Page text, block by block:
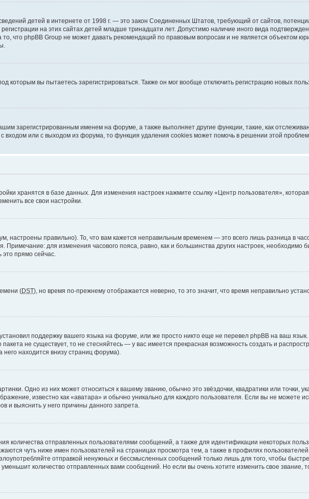
детей в интернете от 1998 г. — это закон Соединенных Штатов, требующий от сайтов,
на этих сайтах детей младше тринадцати лет. Допустимо наличие иного вида
что phpBB Group не может давать рекомендаций по правовым вопросам и не является объектом
которым вы пытаетесь зарегистрироваться. Также он мог вообще отключить регистрацию новых
зарегистрированным именем на форуме, а также выполняет другие функции, такие, как
или с выходом из форума, то функция удаления cookies может помочь в решении этой
хранятся в базе данных. Для изменения настроек нажмите ссылку «Центр пользователя»,
все свои настройки.
настроены правильно). То, что вам кажется неправильным временем — это всего лишь разница в
Примечание: для изменения часового пояса, равно, как и большинства других настроек, необходимо
прямо сейчас.
(DST), но время по-прежнему отображается неверно, то это значит, что время неправильно
поддержку вашего языка на форуме, или же просто никто еще не перевел phpBB на ваш
не существует, то не стесняйтесь — у вас имеется прекрасная возможность создать и
находится внизу страниц форума).
Одно из них может относиться к вашему званию, обычно это звёздочки, квадратики или точки,
известно как «аватара» и обычно уникально для каждого пользователя. Если вы не можете
и выяснить у него причины данного запрета.
количества отправленных пользователями сообщений, а также для идентификации некоторых
чуть ниже имен пользователей на страницах просмотра тем, а также в профилях
отправкой ненужных и бессмысленных сообщений только лишь для того, чтобы
количество отправленных вами сообщений. Но если вы очень хотите изменить свое звание,